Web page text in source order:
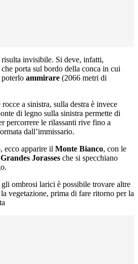
invisibile. Si deve, infatti,
porta sul bordo della conca in cui
poterlo ammirare (2066 metri di
rocce a sinistra, sulla destra è invece
di legno sulla sinistra permette di
percorrere le rilassanti rive fino a
dall’immissario.
ecco apparire il Monte Bianco, con le
Grandes Jorasses che si specchiano
gli ombrosi larici è possibile trovare altre
la vegetazione, prima di fare ritorno per la